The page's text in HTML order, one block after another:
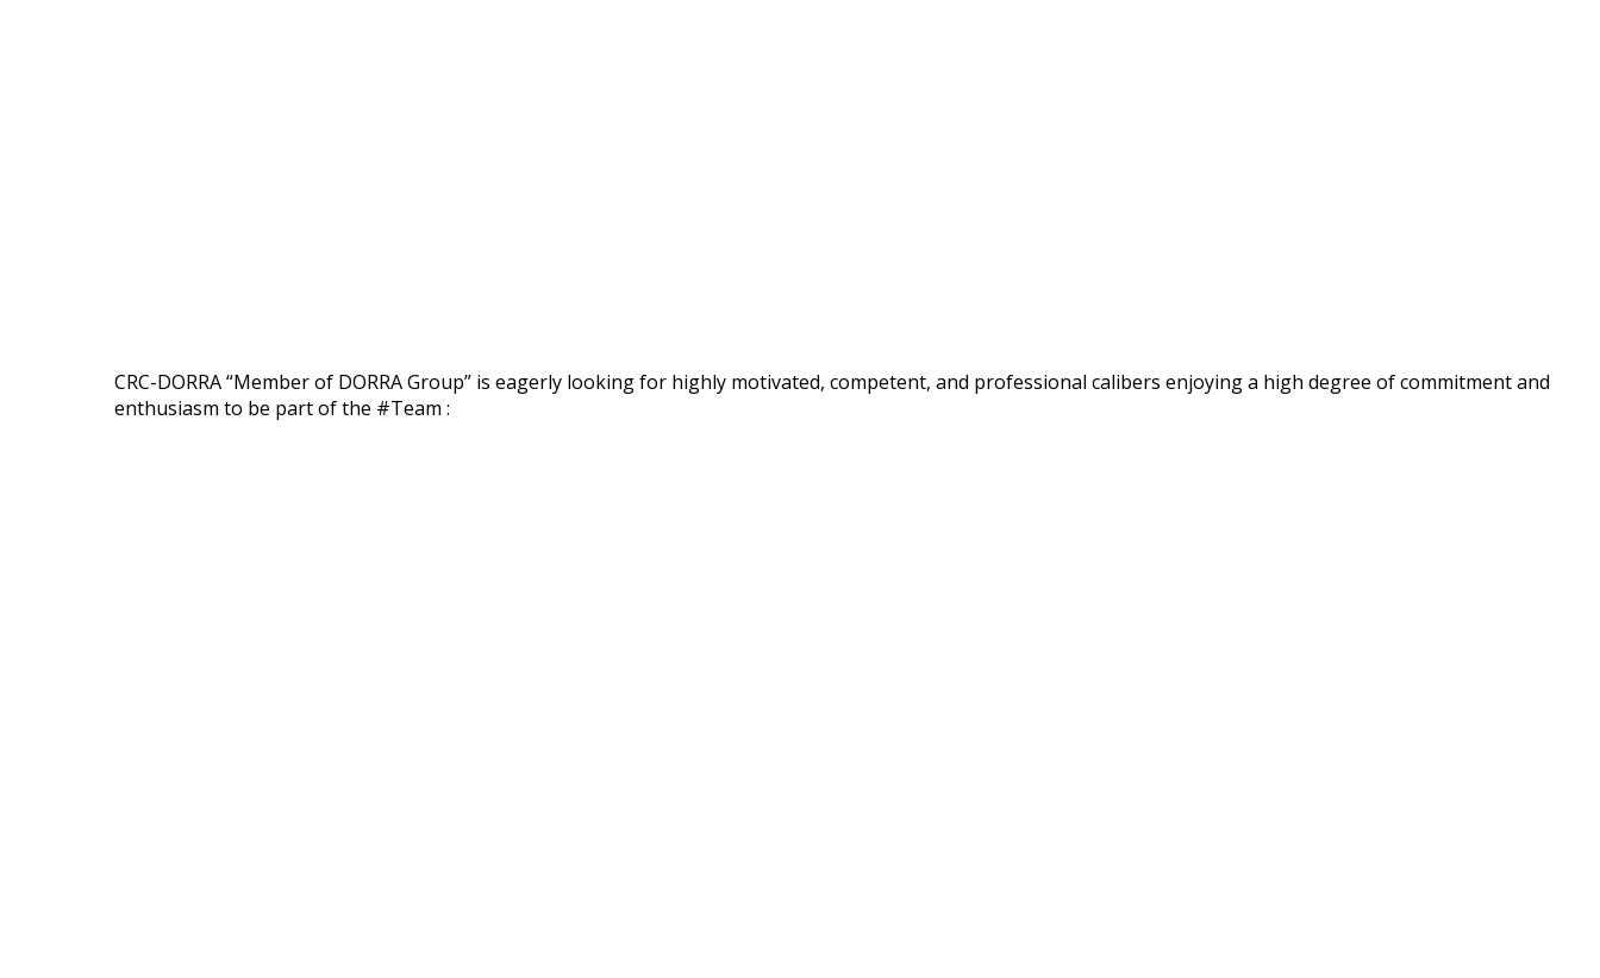
CRC-DORRA “Member of DORRA Group” is eagerly looking for highly motivated, competent, and professional calibers enjoying a high degree of commitment and
enthusiasm to be part of the #Team :